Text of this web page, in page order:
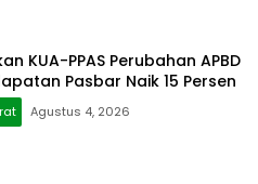
KUA-PPAS Perubahan APBD
Pasbar Naik 15 Persen
Agustus 4, 2026